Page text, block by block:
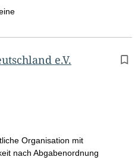
e.V.
Organisation mit
nach Abgabenordnung